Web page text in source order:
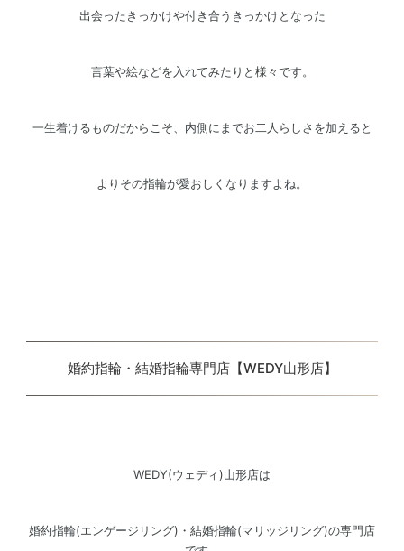
出会ったきっかけや付き合うきっかけとなった
言葉や絵などを入れてみたりと様々です。
一生着けるものだからこそ、内側にまでお二人らしさを加えると
よりその指輪が愛おしくなりますよね。
婚約指輪・結婚指輪専門店【WEDY山形店】
WEDY(ウェディ)山形店は
婚約指輪(エンゲージリング)・結婚指輪(マリッジリング)の専門店